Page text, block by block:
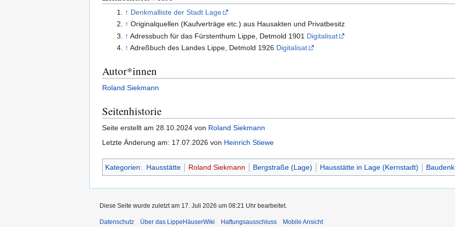
↑ Denkmalliste der Stadt Lage
↑ Originalquellen (Kaufverträge etc.) aus Hausakten und Privatbesitz
↑ Adressbuch für das Fürstenthum Lippe, Detmold 1901 Digitalisat
↑ Adreßbuch des Landes Lippe, Detmold 1926 Digitalisat
Autor*innen
Roland Siekmann
Seitenhistorie
Seite erstellt am 28.10.2024 von Roland Siekmann
Letzte Änderung am: 17.07.2026 von Heinrich Stiewe
Kategorien: Hausstätte Roland Siekmann Bergstraße (Lage) Hausstätte in Lage (Kernstadt)
Diese Seite wurde zuletzt am 17. Juli 2026 um 08:21 Uhr bearbeitet.
Datenschutz Über das LippeHäuserWiki Haftungsausschluss Mobile Ansicht